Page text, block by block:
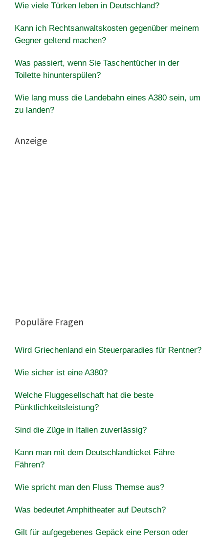
Wie viele Türken leben in Deutschland?
Kann ich Rechtsanwaltskosten gegenüber meinem
Gegner geltend machen?
Was passiert, wenn Sie Taschentücher in der
Toilette hinunterspülen?
Wie lang muss die Landebahn eines A380 sein, um
zu landen?
Anzeige
Populäre Fragen
Wird Griechenland ein Steuerparadies für Rentner?
Wie sicher ist eine A380?
Welche Fluggesellschaft hat die beste
Pünktlichkeitsleistung?
Sind die Züge in Italien zuverlässig?
Kann man mit dem Deutschlandticket Fähre
Fähren?
Wie spricht man den Fluss Themse aus?
Was bedeutet Amphitheater auf Deutsch?
Gilt für aufgegebenes Gepäck eine Person oder